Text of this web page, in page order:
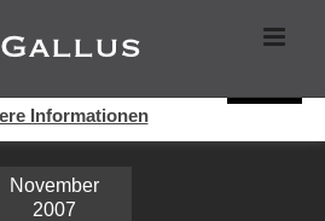
November
2007
Seite bei der Bereitstellung der
dieser Webseite erklären Sie sich
Informationen